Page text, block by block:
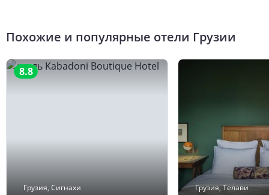
Похожие и популярные отели Грузии
8.8
Грузия, Сигнахи Грузия,Телави